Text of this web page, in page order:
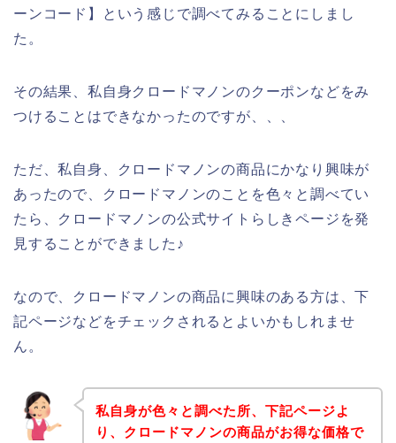
ーンコード】という感じで調べてみることにしまし
た。
その結果、私自身クロードマノンのクーポンなどをみ
つけることはできなかったのですが、、、
ただ、私自身、クロードマノンの商品にかなり興味が
あったので、クロードマノンのことを色々と調べてい
たら、クロードマノンの公式サイトらしきページを発
見することができました♪
なので、クロードマノンの商品に興味のある方は、下
記ページなどをチェックされるとよいかもしれませ
ん。
私自身が色々と調べた所、下記ページよ
り、クロードマノンの商品がお得な価格で